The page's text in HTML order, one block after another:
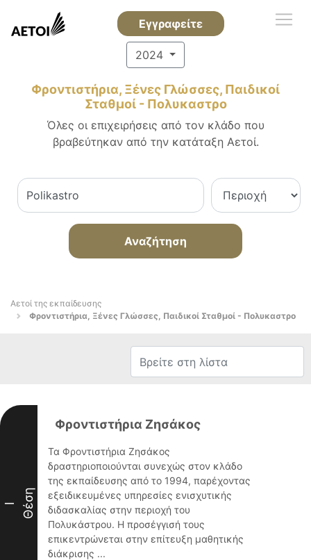
Εγγραφείτε
2024
Φροντιστήρια, Ξένες Γλώσσες, Παιδικοί
Σταθμοί - Πολυκαστρο
Όλες οι επιχειρήσεις από τον κλάδο που
βραβεύτηκαν από την κατάταξη Αετοί.
Αναζήτηση
Αετοί της εκπαίδευσης
Φροντιστήρια, Ξένες Γλώσσες, Παιδικοί Σταθμοί - Πολυκαστρο
I Θέση
Φροντιστήρια Ζησάκος
Τα Φροντιστήρια Ζησάκος
δραστηριοποιούνται συνεχώς στον κλάδο
της εκπαίδευσης από το 1994, παρέχοντας
εξειδικευμένες υπηρεσίες ενισχυτικής
διδασκαλίας στην περιοχή του
Πολυκάστρου. Η προσέγγισή τους
επικεντρώνεται στην επίτευξη μαθητικής
διάκρισης ...